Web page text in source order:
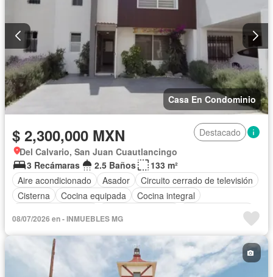
Casa En Condominio
$ 2,300,000 MXN
Destacado
Del Calvario, San Juan Cuautlancingo
3 Recámaras
2.5 Baños
133 m²
Aire acondicionado
Asador
Circuito cerrado de televisión
Cisterna
Cocina equipada
Cocina integral
Estacionamiento
Jardín
Recámara con closet
08/07/2026 en - INMUEBLES MG